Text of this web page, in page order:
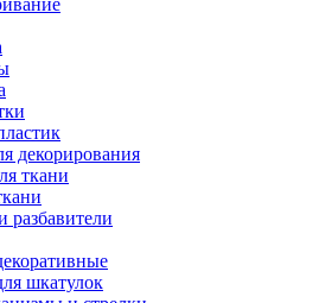
декорирования
ткани
шкатулок